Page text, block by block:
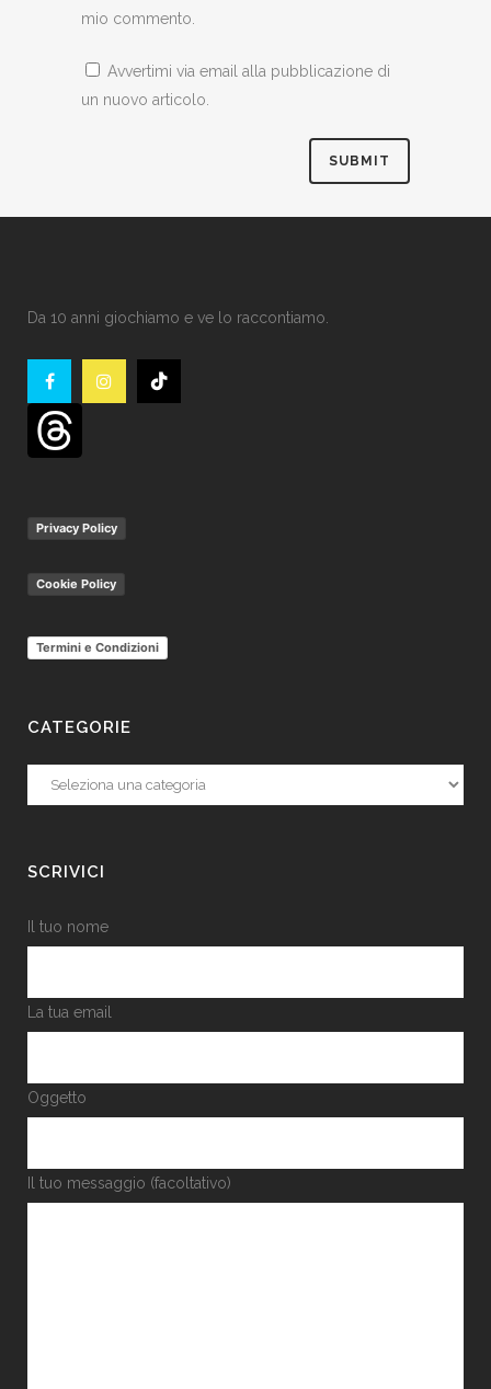
mio commento.
Avvertimi via email alla pubblicazione di
un nuovo articolo.
Da 10 anni giochiamo e ve lo raccontiamo.
Privacy Policy
Cookie Policy
Termini e Condizioni
CATEGORIE
Categorie
SCRIVICI
Il tuo nome
La tua email
Oggetto
Il tuo messaggio (facoltativo)